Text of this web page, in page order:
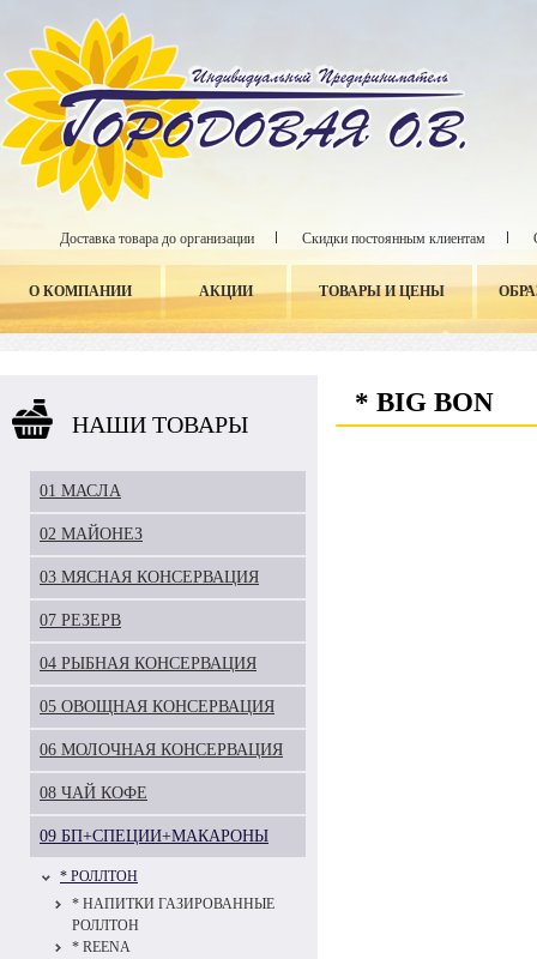
Доставка товара до организации Скидки постоянным клиентам
О КОМПАНИИ АКЦИИ ТОВАРЫ И ЦЕНЫ
НАШИ ТОВАРЫ
01 МАСЛА
02 МАЙОНЕЗ
03 МЯСНАЯ КОНСЕРВАЦИЯ
07 РЕЗЕРВ
04 РЫБНАЯ КОНСЕРВАЦИЯ
05 ОВОЩНАЯ КОНСЕРВАЦИЯ
06 МОЛОЧНАЯ КОНСЕРВАЦИЯ
08 ЧАЙ КОФЕ
09 БП+СПЕЦИИ+МАКАРОНЫ
* РОЛЛТОН
* НАПИТКИ ГАЗИРОВАННЫЕ
РОЛЛТОН
* REENA
* BIG BON